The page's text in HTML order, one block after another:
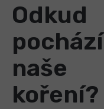
Odkud
pochází
naše
koření?